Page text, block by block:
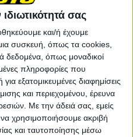
σας
και/ή έχουμε
συσκευή, όπως τα cookies,
δεδομένα, όπως μοναδικοί
πληροφορίες που
εξατομικευμένες διαφημίσεις
και περιεχομένου, έρευνα
Με την άδειά σας, εμείς
να χρησιμοποιήσουμε ακριβή
και ταυτοποίησης μέσω